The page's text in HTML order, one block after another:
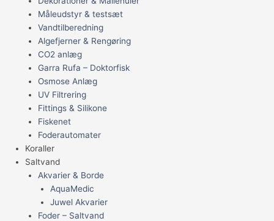
Måleudstyr & testsæt
Vandtilberedning
Algefjerner & Rengøring
CO2 anlæg
Garra Rufa – Doktorfisk
Osmose Anlæg
UV Filtrering
Fittings & Silikone
Fiskenet
Foderautomater
Koraller
Saltvand
Akvarier & Borde
AquaMedic
Juwel Akvarier
Foder – Saltvand